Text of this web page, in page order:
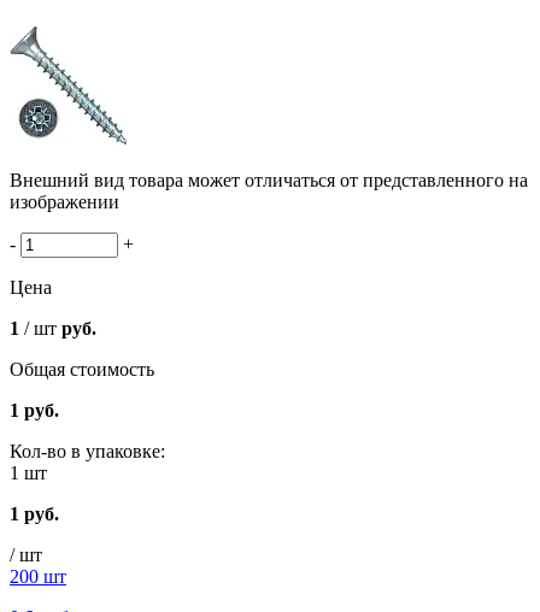
Внешний вид товара может отличаться от представленного на
изображении
- +
Цена
1 / шт руб.
Общая стоимость
1 руб.
Кол-во в упаковке:
1 шт
1 руб.
/ шт
200 шт